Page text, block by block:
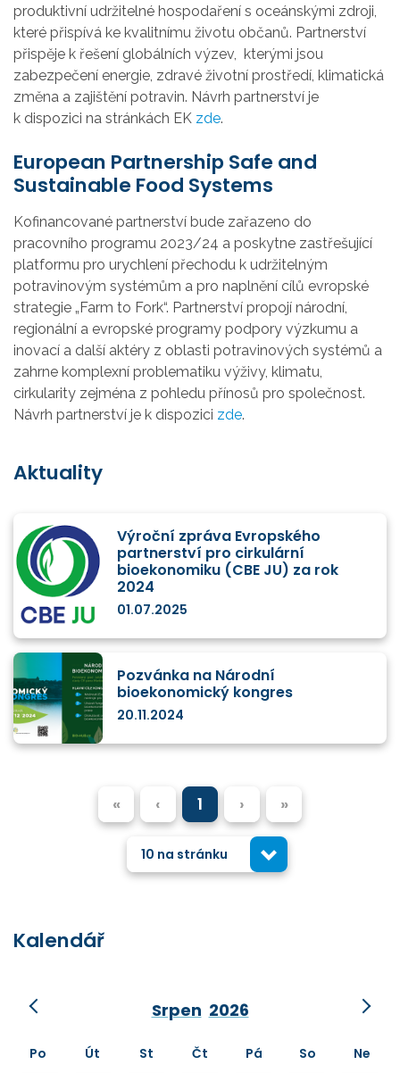
produktivní udržitelné hospodaření s oceánskými zdroji,
které přispívá ke kvalitnímu životu občanů. Partnerství
přispěje k řešení globálních výzev, kterými jsou
zabezpečení energie, zdravé životní prostředí, klimatická
změna a zajištění potravin. Návrh partnerství je
k dispozici na stránkách EK zde.
European Partnership Safe and
Sustainable Food Systems
Kofinancované partnerství bude zařazeno do
pracovního programu 2023/24 a poskytne zastřešující
platformu pro urychlení přechodu k udržitelným
potravinovým systémům a pro naplnění cílů evropské
strategie „Farm to Fork“. Partnerství propojí národní,
regionální a evropské programy podpory výzkumu a
inovací a další aktéry z oblasti potravinových systémů a
zahrne komplexní problematiku výživy, klimatu,
cirkularity zejména z pohledu přínosů pro společnost.
Návrh partnerství je k dispozici zde.
Aktuality
Výroční zpráva Evropského
partnerství pro cirkulární
bioekonomiku (CBE JU) za rok
2024
01.07.2025
Pozvánka na Národní
bioekonomický kongres
20.11.2024
« ‹ 1 › »
10 na stránku
Kalendář
Srpen 2026
Po Út St Čt Pá So Ne